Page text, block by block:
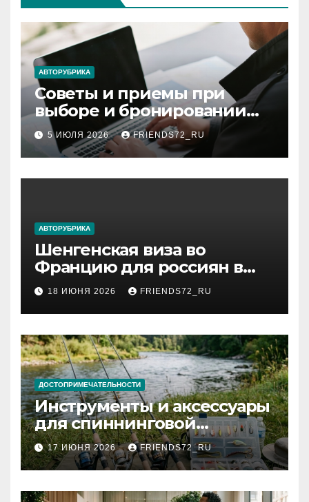
АВТОРУБРИКА
Советы и приемы при
выборе и бронировании
авиабилетов
5 ИЮЛЯ 2026 FRIENDS72_RU
АВТОРУБРИКА
Шенгенская виза во
Францию для россиян в
2026 году: сроки от 3 дней
и список необходимых
документов
18 ИЮНЯ 2026 FRIENDS72_RU
ДОСТОПРИМЕЧАТЕЛЬНОСТИ
Инструменты и аксессуары
для спиннинговой
рыбалки: назначение и
типы
17 ИЮНЯ 2026 FRIENDS72_RU